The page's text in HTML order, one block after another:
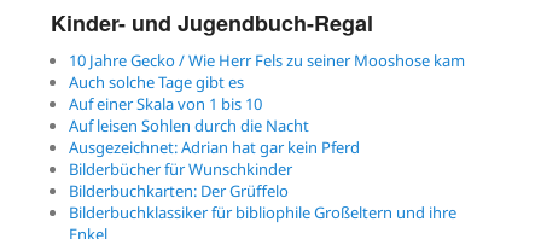
Kinder- und Jugendbuch-Regal
10 Jahre Gecko / Wie Herr Fels zu seiner Mooshose kam
Auch solche Tage gibt es
Auf einer Skala von 1 bis 10
Auf leisen Sohlen durch die Nacht
Ausgezeichnet: Adrian hat gar kein Pferd
Bilderbücher für Wunschkinder
Bilderbuchkarten: Der Grüffelo
Bilderbuchklassiker für bibliophile Großeltern und ihre
Enkel